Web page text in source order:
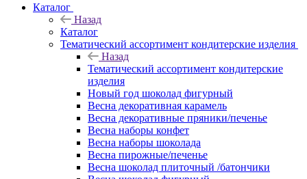
Каталог
Назад
Каталог
Тематический ассортимент кондитерские изделия
Назад
Тематический ассортимент кондитерские
изделия
Новый год шоколад фигурный
Весна декоративная карамель
Весна декоративные пряники/печенье
Весна наборы конфет
Весна наборы шоколада
Весна пирожные/печенье
Весна шоколад плиточный /батончики